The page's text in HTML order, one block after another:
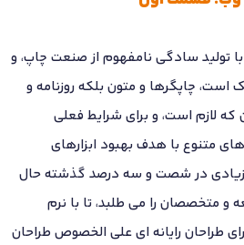
تولید سادگی نامفهوم از صنعت چاپ، و
است، چاپگرها و متون بلکه روزنامه و
لازم است، و برای شرایط فعلی
متنوع با هدف بهبود ابزارهای
زیادی در شصت و سه درصد گذشته حال
و متخصصان را می طلبد، تا با نرم
طراحان رایانه ای علی الخصوص طراحان